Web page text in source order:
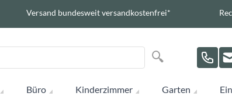
Versand bundesweit versandkostenfrei*
Suche
Suche
Büro Kinderzimmer Garten